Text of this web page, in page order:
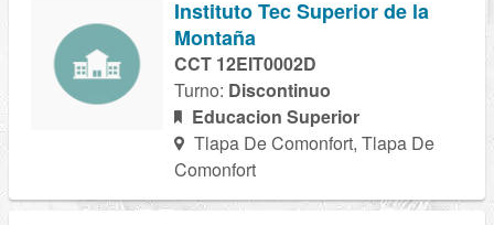
Instituto Tec Superior de la
Montaña
CCT 12EIT0002D
Turno: Discontinuo
Educacion Superior
Tlapa De Comonfort, Tlapa De
Comonfort